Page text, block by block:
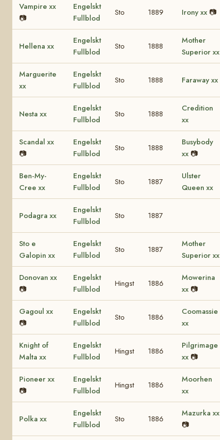
Vampire xx
📷
Engelskt
Fullblod
Sto 1889 Irony xx 📷
Hellena xx
Engelskt
Fullblod
Sto 1888
Mother
Superior xx
Marguerite
xx
Engelskt
Fullblod
Sto 1888 Faraway xx
Nesta xx
Engelskt
Fullblod
Sto 1888
Credition
xx
Scandal xx
📷
Engelskt
Fullblod
Sto 1888
Busybody
xx 📷
Ben-My-
Cree xx
Engelskt
Fullblod
Sto 1887
Ulster
Queen xx
Podagra xx
Engelskt
Fullblod
Sto 1887
Sto e
Galopin xx
Engelskt
Fullblod
Sto 1887
Mother
Superior xx
Donovan xx
📷
Engelskt
Fullblod
Hingst 1886
Mowerina
xx 📷
Gagoul xx
📷
Engelskt
Fullblod
Sto 1886
Coomassie
xx
Knight of
Malta xx
Engelskt
Fullblod
Hingst 1886
Pilgrimage
xx 📷
Pioneer xx
📷
Engelskt
Fullblod
Hingst 1886
Moorhen
xx
Polka xx
Engelskt
Fullblod
Sto 1886
Mazurka xx
📷